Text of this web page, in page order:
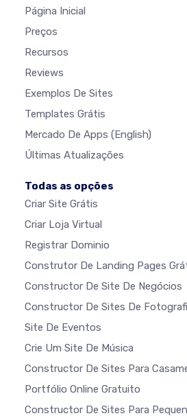
Página Inicial
Preços
Recursos
Reviews
Exemplos De Sites
Templates Grátis
Mercado De Apps (English)
Últimas Atualizações
Todas as opções
Criar Site Grátis
Criar Loja Virtual
Registrar Dominio
Construtor De Landing Pages
Constructor De Site De Negócios
Constructor De Sites De
Site De Eventos
Crie Um Site De Música
Constructor De Sites Para
Portfólio Online Gratuito
Constructor De Sites Para